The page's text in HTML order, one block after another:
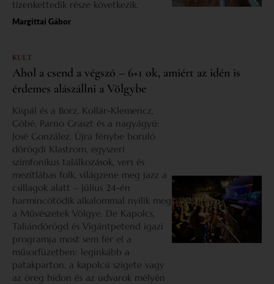
tizenkettedik része következik.
Margittai Gábor
KULT
Ahol a csend a végszó – 6+1 ok, amiért az idén is
érdemes alászállni a Völgybe
Kispál és a Borz, Kollár-Klemencz,
Góbé, Parno Graszt és a nagyágyú:
José González. Újra fénybe boruló
dörögdi Klastrom, egyszeri
szimfonikus találkozások, vers és
mezítlábas folk, világzene meg jazz a
csillagok alatt – július 24-én
harmincötödik alkalommal nyílik meg
a Művészetek Völgye. De Kapolcs,
Taliándörögd és Vigántpetend igazi
programja most sem fér el a
műsorfüzetben: leginkább a
patakparton, a kapolcsi szigete vagy
az öreg hídon és az udvarok mélyén